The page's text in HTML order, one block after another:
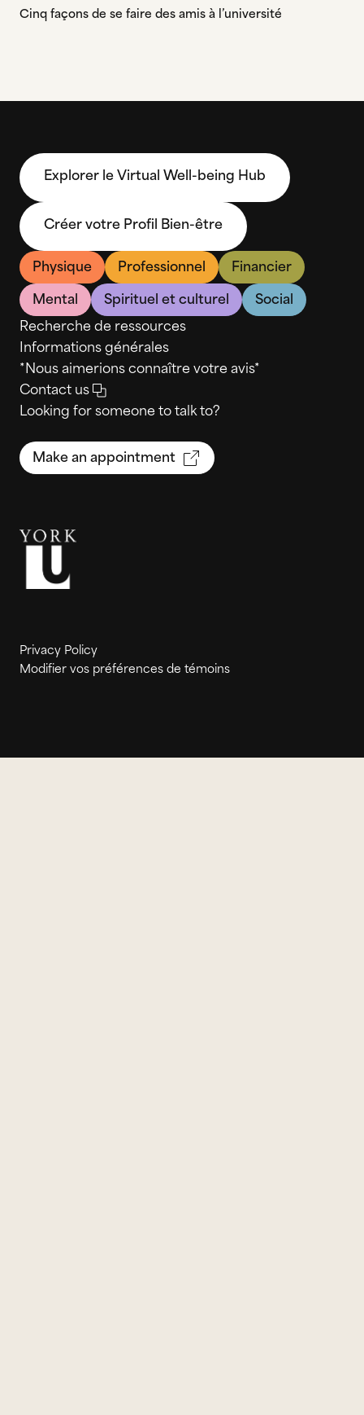
Cinq façons de se faire des amis à l’université
Explorer le Virtual Well-being Hub
Créer votre Profil Bien-être
Physique Professionnel Financier
Mental Spirituel et culturel
Social
Recherche de ressources
Informations générales
*Nous aimerions connaître votre avis*
Contact us
Looking for someone to talk to?
Make an appointment
Privacy Policy
Modifier vos préférences de témoins